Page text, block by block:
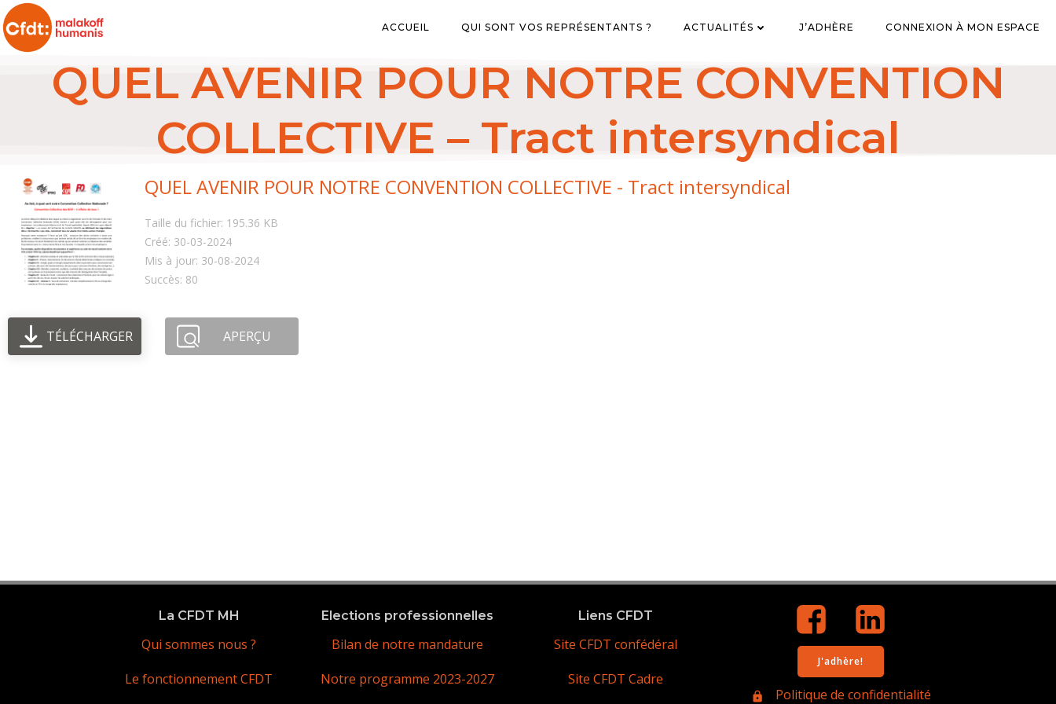
ACCUEIL QUI SONT VOS REPRÉSENTANTS ? ACTUALITÉS J’ADHÈRE CONNEXION À MON ESPACE
QUEL AVENIR POUR NOTRE CONVENTION
COLLECTIVE – Tract intersyndical
QUEL AVENIR POUR NOTRE CONVENTION COLLECTIVE - Tract intersyndical
Taille du fichier: 195.36 KB
Créé: 30-03-2024
Mis à jour: 30-08-2024
Succès: 80
TÉLÉCHARGER APERÇU
La CFDT MH
Qui sommes nous ?
Le fonctionnement CFDT
Elections professionnelles
Bilan de notre mandature
Notre programme 2023-2027
Liens CFDT
Site CFDT confédéral
Site CFDT Cadre
J'adhère!
Politique de confidentialité